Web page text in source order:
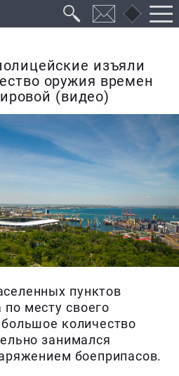
изъяли
оружия времен
(видео)
пунктов
по месту своего
количество
занимался
боеприпасов.